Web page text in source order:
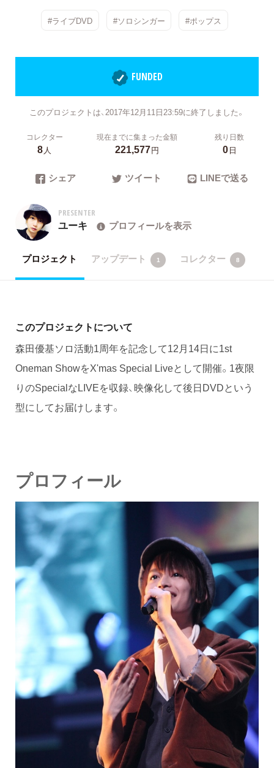
#ライブDVD #ソロシンガー #ポップス
FUNDED
このプロジェクトは、2017年12月11日23:59に終了しました。
コレクター
8人
現在までに集まった金額
221,577円
残り日数
0日
シェア ツイート LINEで送る
PRESENTER
ユーキ プロフィールを表示
プロジェクト アップデート 1 コレクター 8
このプロジェクトについて
森田優基ソロ活動1周年を記念して12月14日に1st
Oneman ShowをX'mas Special Liveとして開催。1夜限
りのSpecialなLIVEを収録、映像化して後日DVDという
型にしてお届けします。
プロフィール